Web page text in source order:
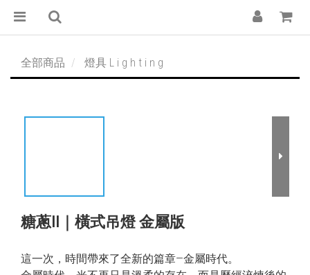
全部商品 燈具 L i g h t i n g
糖蔥II｜橫式吊燈 金屬版
這一次，時間帶來了全新的篇章—金屬時代。